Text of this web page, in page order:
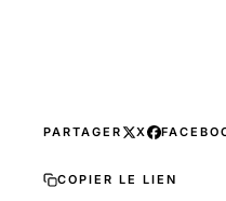
PARTAGER X
COPIER LE LIEN